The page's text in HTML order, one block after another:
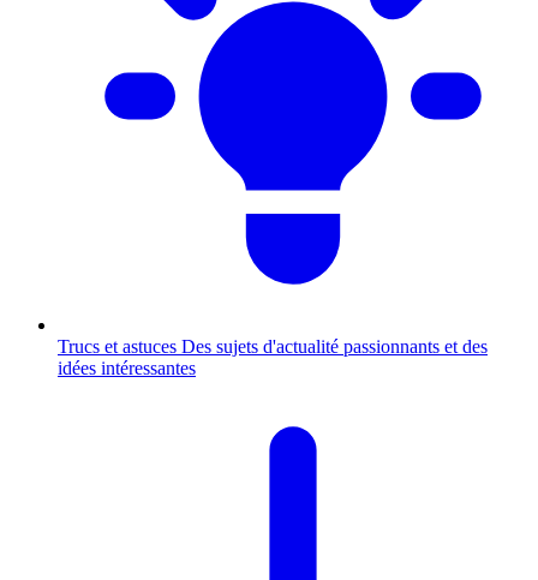
Trucs et astuces Des sujets d'actualité passionnants et des
idées intéressantes